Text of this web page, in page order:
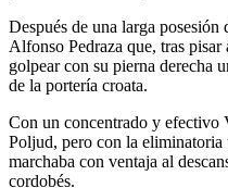
Después de una larga
Alfonso Pedraza que, tras pisar
golpear con su pierna derecha
de la portería croata.
Con un concentrado y efectivo
Poljud, pero con la eliminatoria
marchaba con ventaja al
cordobés.